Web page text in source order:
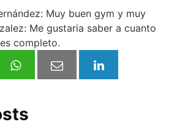
Muy buen gym y muy
Me gustaria saber a cuanto
completo.